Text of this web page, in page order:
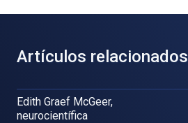
Artículos relacionados
Edith Graef McGeer,
neurocientífica